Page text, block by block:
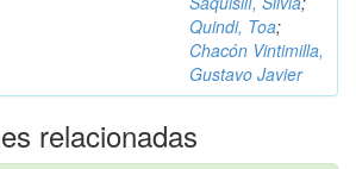
Quindi, Toa;
Chacón Vintimilla,
Gustavo Javier
relacionadas